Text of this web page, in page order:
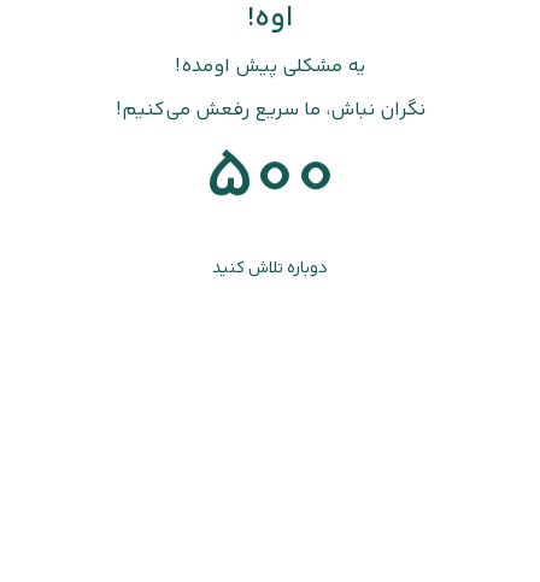
اوه!
یه مشکلی پیش اومده!
نگران نباش، ما سریع رفعش می‌کنیم!
500
دوباره تلاش کنید